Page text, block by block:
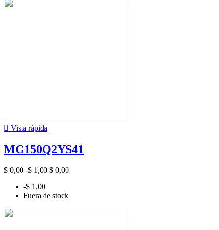
 Vista rápida
MG150Q2YS41
$ 0,00 -$ 1,00 $ 0,00
-$ 1,00
Fuera de stock